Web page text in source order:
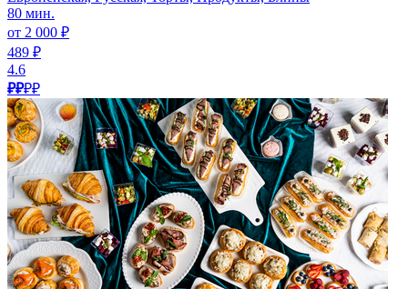
80 мин.
от 2 000 ₽
489 ₽
4.6
₽₽₽₽